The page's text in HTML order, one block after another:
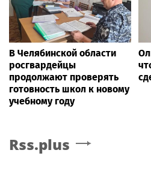
В Челябинской области
росгвардейцы
продолжают проверять
готовность школ к новому
учебному году
Rss.plus